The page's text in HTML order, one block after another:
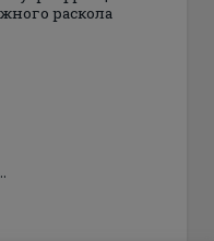
раскола